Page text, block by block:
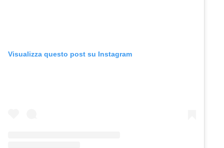
Visualizza questo post su Instagram